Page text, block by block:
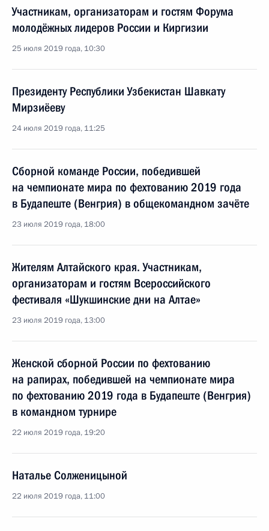
Участникам, организаторам и гостям Форума
молодёжных лидеров России и Киргизии
25 июля 2019 года, 10:30
Президенту Республики Узбекистан Шавкату
Мирзиёеву
24 июля 2019 года, 11:25
Сборной команде России, победившей
на чемпионате мира по фехтованию 2019 года
в Будапеште (Венгрия) в общекомандном зачёте
23 июля 2019 года, 18:00
Жителям Алтайского края. Участникам,
организаторам и гостям Всероссийского
фестиваля «Шукшинские дни на Алтае»
23 июля 2019 года, 13:00
Женской сборной России по фехтованию
на рапирах, победившей на чемпионате мира
по фехтованию 2019 года в Будапеште (Венгрия)
в командном турнире
22 июля 2019 года, 19:20
Наталье Солженицыной
22 июля 2019 года, 11:00